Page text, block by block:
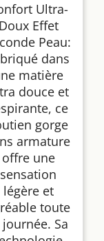
Coutures
Ultra-
Doux Effet
Peau:
dans
matière
douce et
ce
gorge
armature
offre une
sensation
légère et
toute
journée. Sa